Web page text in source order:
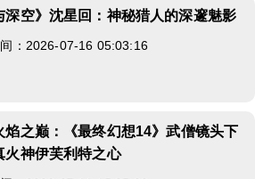
深空》沈星回：神秘猎人的深邃魅影
：2026-07-16 05:03:16
焰之巅：《最终幻想14》武僧镜头下
火神伊芙利特之心